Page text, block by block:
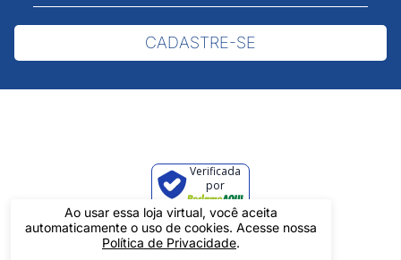
Ao usar essa loja virtual, você aceita
automaticamente o uso de cookies. Acesse nossa
Política de Privacidade.
CADASTRE-SE
Verificada
por